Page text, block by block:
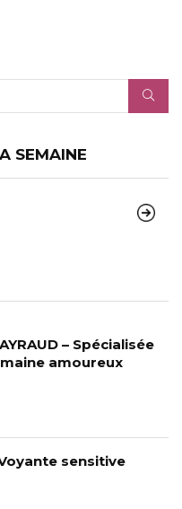
SEMAINE
– Spécialisée
amoureux
sensitive